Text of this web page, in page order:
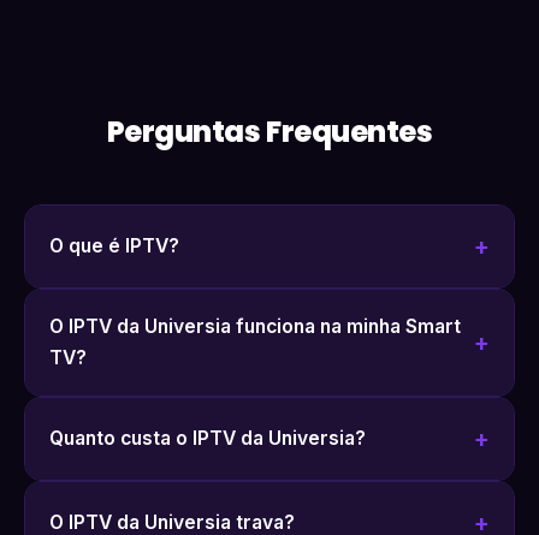
Perguntas Frequentes
O que é IPTV?
O IPTV da Universia funciona na minha Smart
TV?
Quanto custa o IPTV da Universia?
O IPTV da Universia trava?